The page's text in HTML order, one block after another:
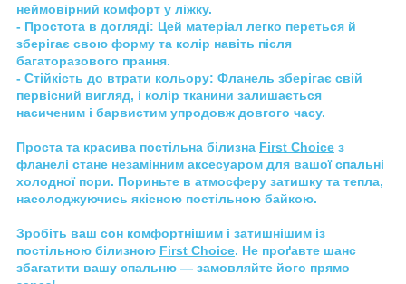
неймовірний комфорт у ліжку.
- Простота в догляді: Цей матеріал легко переться й
зберігає свою форму та колір навіть після
багаторазового прання.
- Стійкість до втрати кольору: Фланель зберігає свій
первісний вигляд, і колір тканини залишається
насиченим і барвистим упродовж довгого часу.
Проста та красива постільна білизна First Choice з
фланелі стане незамінним аксесуаром для вашої спальні
холодної пори. Пориньте в атмосферу затишку та тепла,
насолоджуючись якісною постільною байкою.
Зробіть ваш сон комфортнішим і затишнішим із
постільною білизною First Choice. Не проґавте шанс
збагатити вашу спальню — замовляйте його прямо